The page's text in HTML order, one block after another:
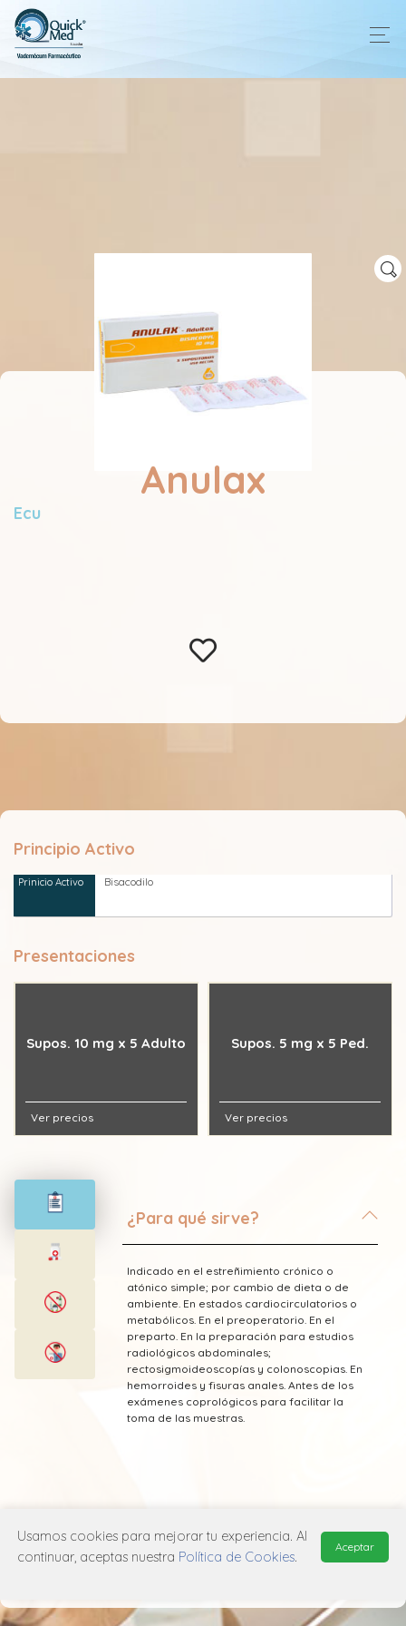
Anulax
Ecu
Principio Activo
Bisacodilo
Presentaciones
Supos. 10 mg x 5 Adulto
Ver precios
Supos. 5 mg x 5 Ped.
Ver precios
¿Para qué sirve?
Indicado en el estreñimiento crónico o
atónico simple; por cambio de dieta o de
ambiente. En estados cardiocirculatorios o
metabólicos. En el preoperatorio. En el
preparto. En la preparación para estudios
radiológicos abdominales;
rectosigmoideoscopías y colonoscopias. En
hemorroides y fisuras anales. Antes de los
exámenes coprológicos para facilitar la
toma de las muestras.
Ecu publicada en el Vademecum Farmacéutico
Edifarm (ISBN: 9798281009201)
Usamos cookies para mejorar tu experiencia. Al
continuar, aceptas nuestra Política de Cookies.
Aceptar